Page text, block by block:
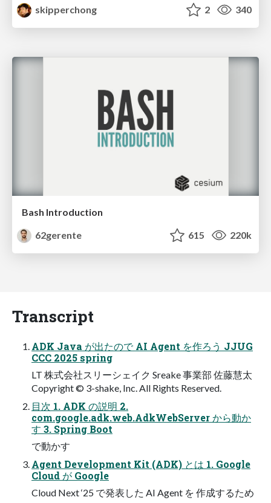
skipperchong
2 340
Bash Introduction
62gerente
615 220k
Transcript
ADK Java が出たので AI Agent を作ろう JJUG
CCC 2025 spring
LT 株式会社スリーシェイク Sreake 事業部 佐藤慧太
Copyright © 3-shake, Inc. All Rights Reserved.
目次 1. ADK の説明 2.
com.google.adk.web.AdkWebServer から動か
す 3. Spring Boot
で動かす
Agent Development Kit (ADK) とは 1. Google
Cloud が Google
Cloud Next ‘25 で発表した AI Agent を 作成するため